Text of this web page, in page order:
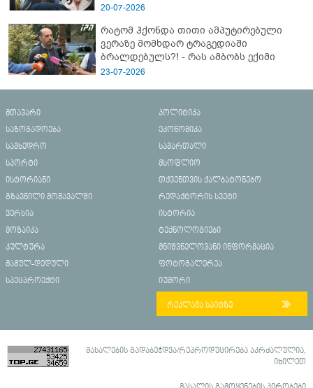
20-07-2026
რატომ ჰქონდა თითი ამპუტირებული
ვერაზე მომხდარ ტრაგედიაში
ბრალდებულს?! - რას ამბობს ექიმი
23-07-2026
მთავარი
პოლიტიკა
საზოგადოება
ეკონომიკა
სამხედრო
სამართალი
სპორტი
მსოფლიო
ისტორიანი
თქვენთვის ქალბატონებო
გზავნილი მომავალში
რედაქტორის სვეტი
ვერსია
ისტორია
მოზაიკა
ტექნოლოგიები
კულტურა
მნიშვნელოვანი ინფორმაცია
მამულ-დედული
ფოტოგალერეა
სპეცპროექტი
იუმორი
რეკლამა საიტზე
მასალების გადაბეჭდვა/რეპროდუცირება აკრძალულია,
იხილეთ